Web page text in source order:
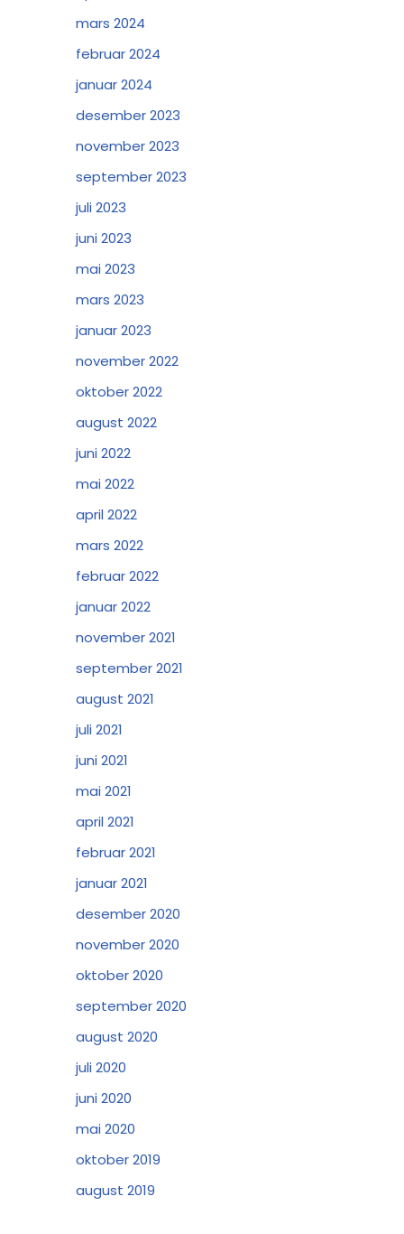
mars 2024
februar 2024
januar 2024
desember 2023
november 2023
september 2023
juli 2023
juni 2023
mai 2023
mars 2023
januar 2023
november 2022
oktober 2022
august 2022
juni 2022
mai 2022
april 2022
mars 2022
februar 2022
januar 2022
november 2021
september 2021
august 2021
juli 2021
juni 2021
mai 2021
april 2021
februar 2021
januar 2021
desember 2020
november 2020
oktober 2020
september 2020
august 2020
juli 2020
juni 2020
mai 2020
oktober 2019
august 2019